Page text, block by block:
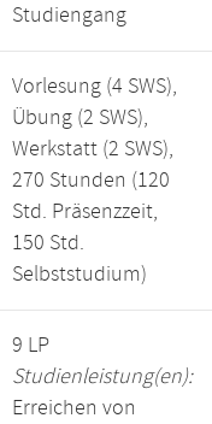
Studiengang
Vorlesung (4 SWS),
Übung (2 SWS),
Werkstatt (2 SWS),
270 Stunden (120
Std. Präsenzzeit,
150 Std.
Selbststudium)
9 LP
Studienleistung(en):
Erreichen von